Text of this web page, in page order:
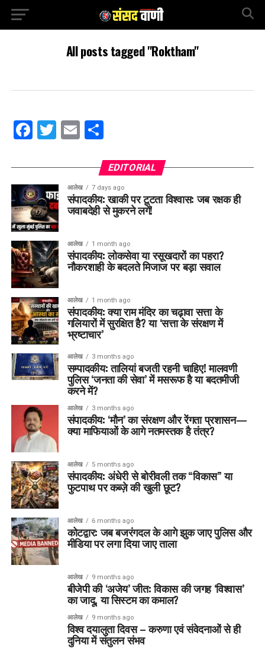
All posts tagged "Roktham"
Facebook
Twitter
EmailShare
EDITORIAL
आलेख 7 days ago
संपादकीय: खाकी पर टूटता विश्वास: जब रक्षक ही
जवाबदेही से मुकरने लगें!
आलेख 1 month ago
संपादकीय: लोकसेवा या रसूखदारों का पहरा?
नौकरशाही के बदलते मिजाज पर बड़ा सवाल
आलेख 1 month ago
संपादकीय: क्या राम मंदिर का चढ़ावा सत्ता के
गलियारों में सुरक्षित है? या ‘सत्ता के संरक्षण में
भ्रष्टाचार’
आलेख 3 months ago
सम्पादकीय: तालियां बजती रहनी चाहिए! मालवणी
पुलिस ‘जनता की सेवा’ में मसरूफ है या बदतमीजी
करने में?
आलेख 3 months ago
संपादकीय: ‘मौन’ का संरक्षण और रेंगता प्रशासन—
क्या माफियाओं के आगे नतमस्तक है तंत्र?
आलेख 5 months ago
संपादकीय: अंधेरी से बोरीवली तक “विकास” या
फुटपाथ पर कब्ज़े की खुली छूट?
आलेख 6 months ago
कोटद्वार: जब बजरंगदल के आगे झुक जाए पुलिस और
मीडिया पर लगा दिया जाए ताला
आलेख 9 months ago
बीजेपी की ‘अजेय’ जीत: विकास की जगह ‘विश्वास’
का जादू, या सिस्टम का कमाल?
आलेख 9 months ago
विश्व दयालुता दिवस – करुणा एवं संवेदनाओं से ही
दुनिया में संतुलन संभव